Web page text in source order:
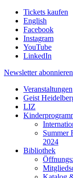
Tickets kaufen
English
Facebook
Instagram
YouTube
LinkedIn
Newsletter abonnieren
Veranstaltungen
Geist
LIZ
Summer
2024
Bibliothek